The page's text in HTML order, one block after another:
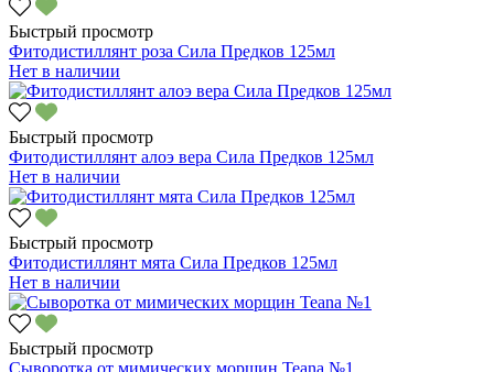
Быстрый просмотр
Фитодистиллянт роза Сила Предков 125мл
Нет в наличии
Быстрый просмотр
Фитодистиллянт алоэ вера Сила Предков 125мл
Нет в наличии
Быстрый просмотр
Фитодистиллянт мята Сила Предков 125мл
Нет в наличии
Быстрый просмотр
Сыворотка от мимических морщин Teana №1